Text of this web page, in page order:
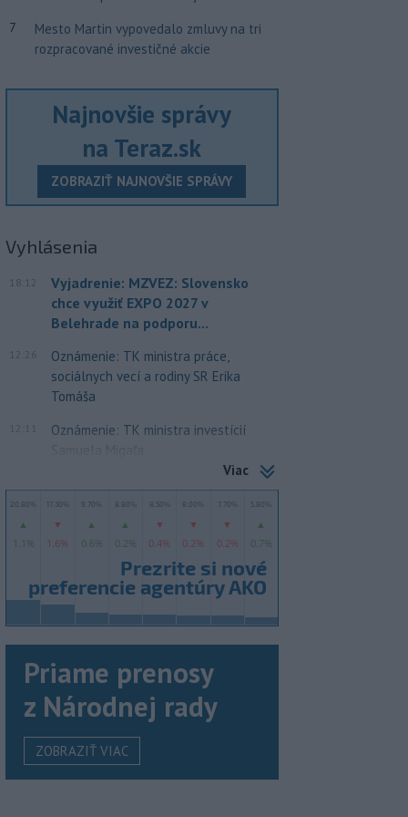
7
Mesto Martin vypovedalo zmluvy na tri
rozpracované investičné akcie
Najnovšie správy
na Teraz.sk
ZOBRAZIŤ NAJNOVŠIE SPRÁVY
Vyhlásenia
18:12
Vyjadrenie: MZVEZ: Slovensko
chce využiť EXPO 2027 v
Belehrade na podporu...
12:26
Oznámenie: TK ministra práce,
sociálnych vecí a rodiny SR Erika
Tomáša
Oznámenie: TK ministra investícií
Samuela Migaľa
Viac
Priame prenosy
z Národnej rady
ZOBRAZIŤ VIAC